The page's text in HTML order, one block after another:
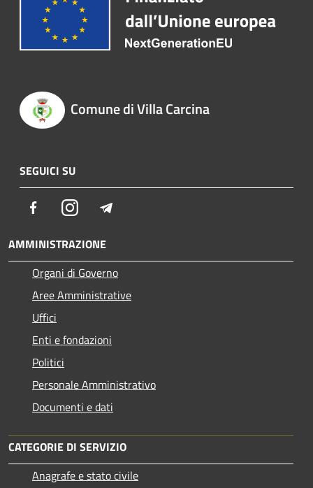
Comune di Villa Carcina
SEGUICI SU
FacebookInstagram
AMMINISTRAZIONE
Organi di Governo
Aree Amministrative
Uffici
Enti e fondazioni
Politici
Personale Amministrativo
Documenti e dati
CATEGORIE DI SERVIZIO
Anagrafe e stato civile